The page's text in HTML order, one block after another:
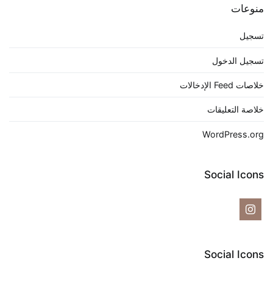
منوعات
تسجيل
تسجيل الدخول
خلاصات Feed الإدخالات
خلاصة التعليقات
WordPress.org
Social Icons
Social Icons